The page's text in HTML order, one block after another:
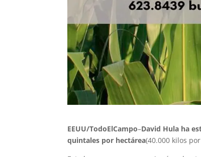
EEUU/TodoElCampo–David Hula ha
quintales por hectárea(40.000 kilos